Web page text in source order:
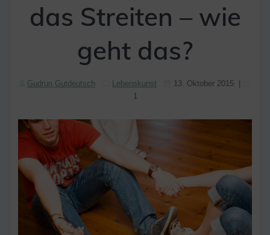
das Streiten – wie
geht das?
Gudrun Gutdeutsch Lebenskunst 13. Oktober 2015
1